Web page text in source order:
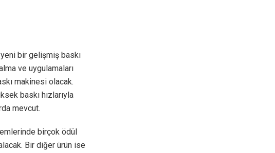
bir gelişmiş baskı
ve uygulamaları
makinesi olacak.
baskı hızlarıyla
mevcut.
birçok ödül
Bir diğer ürün ise